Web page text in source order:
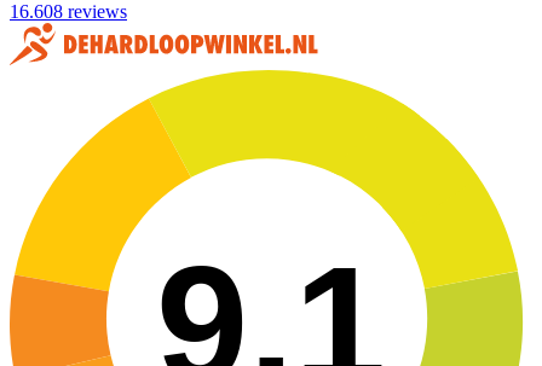
16.608 reviews
9,1